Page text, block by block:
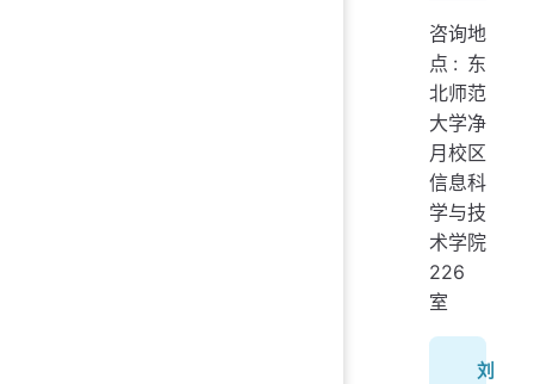
咨询地
点: 东
北师范
大学净
月校区
信息科
学与技
术学院
226
室
刘